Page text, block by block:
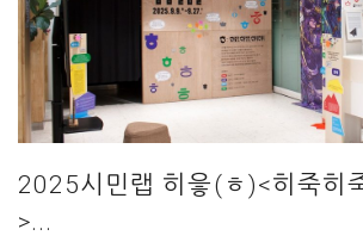
2025시민랩 히읗(ㅎ)<히죽히
>...